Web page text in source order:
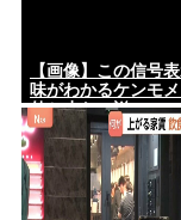
【画像】この信号
味がわかるケンモ
外と少ない説